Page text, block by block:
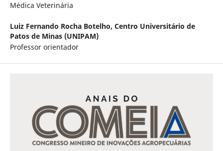
Médica Veterinária
Luiz Fernando Rocha Botelho, Centro Universitário de
Patos de Minas (UNIPAM)
Professor orientador